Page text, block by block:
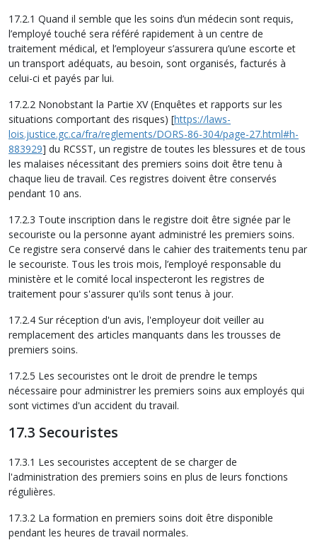
17.2.1 Quand il semble que les soins d’un médecin sont requis,
l’employé touché sera référé rapidement à un centre de
traitement médical, et l’employeur s’assurera qu’une escorte et
un transport adéquats, au besoin, sont organisés, facturés à
celui-ci et payés par lui.
17.2.2 Nonobstant la Partie XV (Enquêtes et rapports sur les
situations comportant des risques) [https://laws-
lois.justice.gc.ca/fra/reglements/DORS-86-304/page-27.html#h-
883929] du RCSST, un registre de toutes les blessures et de tous
les malaises nécessitant des premiers soins doit être tenu à
chaque lieu de travail. Ces registres doivent être conservés
pendant 10 ans.
17.2.3 Toute inscription dans le registre doit être signée par le
secouriste ou la personne ayant administré les premiers soins.
Ce registre sera conservé dans le cahier des traitements tenu par
le secouriste. Tous les trois mois, l’employé responsable du
ministère et le comité local inspecteront les registres de
traitement pour s'assurer qu'ils sont tenus à jour.
17.2.4 Sur réception d'un avis, l'employeur doit veiller au
remplacement des articles manquants dans les trousses de
premiers soins.
17.2.5 Les secouristes ont le droit de prendre le temps
nécessaire pour administrer les premiers soins aux employés qui
sont victimes d'un accident du travail.
17.3 Secouristes
17.3.1 Les secouristes acceptent de se charger de
l'administration des premiers soins en plus de leurs fonctions
régulières.
17.3.2 La formation en premiers soins doit être disponible
pendant les heures de travail normales.